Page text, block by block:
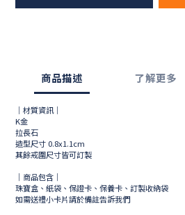
商品描述 了解更多
｜材質資訊｜
K金
拉長石
造型尺寸 0.8x1.1cm
其餘戒圍尺寸皆可訂製
｜商品包含｜
珠寶盒、紙袋、保證卡、保養卡、訂製收納袋
如需送禮小卡片請於備註告訴我們